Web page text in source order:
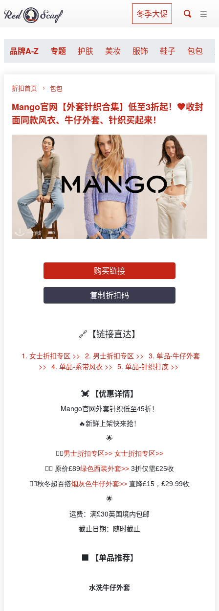
冬季大促
品牌A-Z 专题 护肤 美妆 服饰 鞋子 包包
折扣首页 包包
Mango官网【外套针织合集】低至3折起！🧡收封
面同款风衣、牛仔外套、针织买起来！
购买链接
复制折扣码
🔗【链接直达】
1. 女士折扣专区 >> 2. 男士折扣专区 >> 3. 单品-牛仔外套
>> 4. 单品-系带风衣 >> 5. 单品-针织打底 >>
💓 【优惠详情】
Mango官网外套针织低至45折！
🔥新鲜上架快来抢！
🌟
👉🏻男士折扣专区>> 女士折扣专区>>
👉🏻 原价£89绿色西装外套>> 3折仅需£25收
👉🏻秋冬超百搭烟灰色牛仔外套>> 直降£15， £29.99收
🌟
运费：满£30英国境内包邮
截止日期：随时截止
🟩 【单品推荐】
水洗牛仔外套